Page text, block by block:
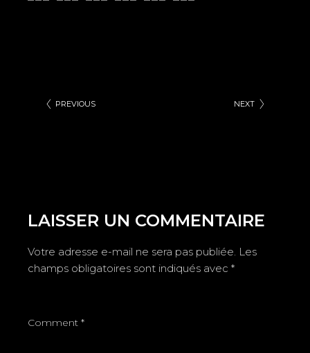
PREVIOUS NEXT
LAISSER UN COMMENTAIRE
Votre adresse e-mail ne sera pas publiée. Les
champs obligatoires sont indiqués avec*